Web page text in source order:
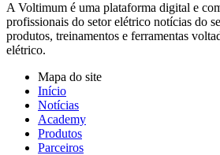
A Voltimum é uma plataforma digital e
profissionais do setor elétrico notícias do
produtos, treinamentos e ferramentas
elétrico.
Mapa do site
Início
Notícias
Academy
Produtos
Parceiros